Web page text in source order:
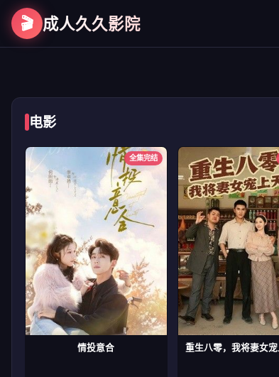
🎬 成人久久影院
第二次初见
电影
全集完结
情投意合